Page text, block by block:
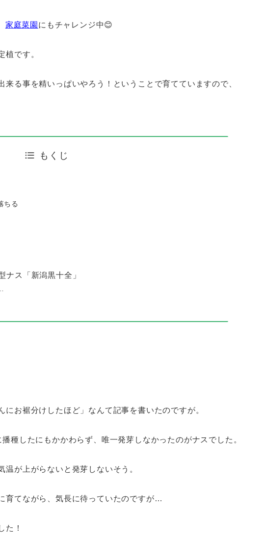
家庭菜園 にもチャレンジ中😊
植です。
来る事を精いっぱいやろう！ということで育てていますので、
もくじ
ちる
ナス「新潟黒十全」
お裾分けしたほど」なんて記事を書いたのですが。
種したにもかかわらず、唯一発芽しなかったのがナスでした。
が上がらないと発芽しないそう。
育てながら、気長に待っていたのですが…
た！